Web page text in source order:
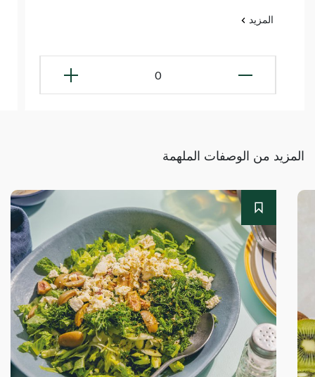
المزيد
0
المزيد من الوصفات الملهمة